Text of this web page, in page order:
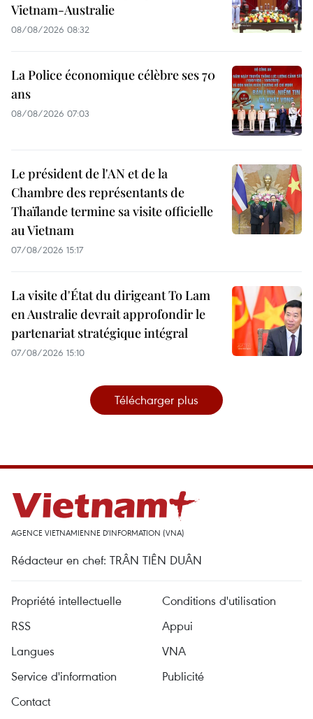
Vietnam-Australie
08/08/2026 08:32
La Police économique célèbre ses 70
ans
08/08/2026 07:03
Le président de l'AN et de la
Chambre des représentants de
Thaïlande termine sa visite officielle
au Vietnam
07/08/2026 15:17
La visite d'État du dirigeant To Lam
en Australie devrait approfondir le
partenariat stratégique intégral
07/08/2026 15:10
Télécharger plus
AGENCE VIETNAMIENNE D'INFORMATION (VNA)
Rédacteur en chef: TRÂN TIÊN DUÂN
Propriété intellectuelle
Conditions d'utilisation
RSS
Appui
Langues
VNA
Service d'information
Publicité
Contact